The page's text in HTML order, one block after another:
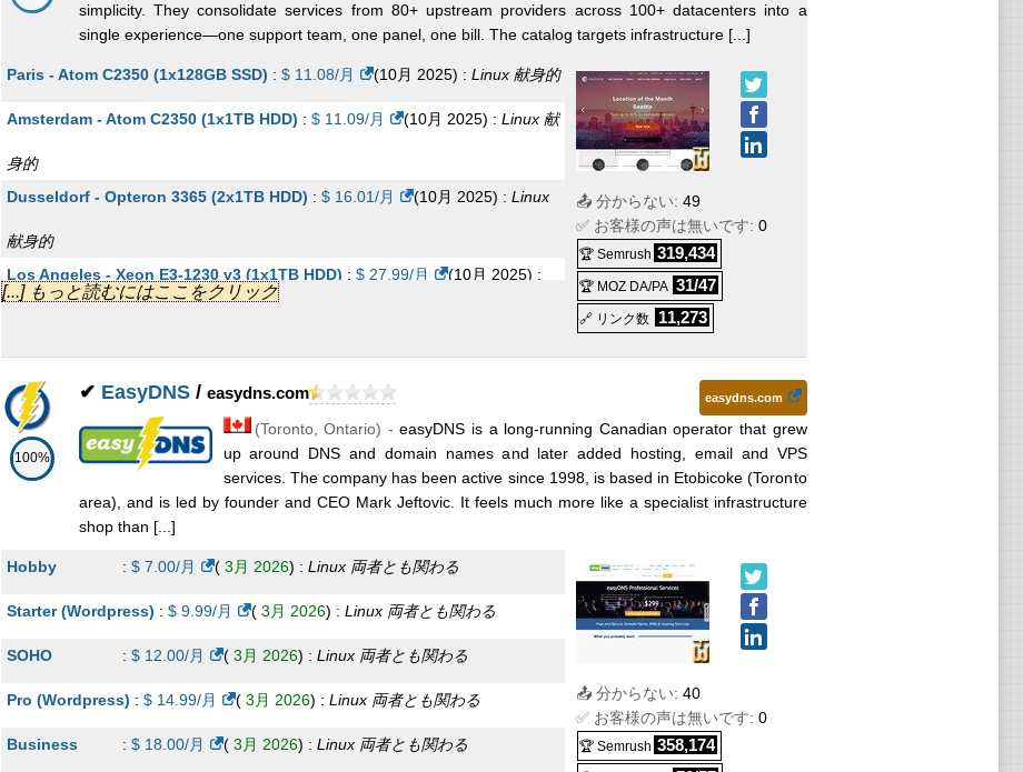
simplicity. They consolidate services from 80+ upstream providers across 100+ datacenters into a
single experience—one support team, one panel, one bill. The catalog targets infrastructure [...]
Paris - Atom C2350 (1x128GB SSD) : $ 11.08/月 (10月 2025) : Linux 献身的
Amsterdam - Atom C2350 (1x1TB HDD) : $ 11.09/月 (10月 2025) : Linux 献
身的
Dusseldorf - Opteron 3365 (2x1TB HDD) : $ 16.01/月 (10月 2025) : Linux
献身的
Los Angeles - Xeon E3-1230 v3 (1x1TB HDD) : $ 27.99/月 (10月 2025) :
献身的
Paris - Xeon E3-1220 (2x2TB HDD):$ 30.81/月 (10月 2025) : Linux 献身的
Dusseldorf - Ryzen 7 1700X (2x1TB HDD):$ 32.03/月 (10月 2025) :Linux
Belgrade - Xeon E3-1230 v5 :$ 104.21/月 (10月 2025) :Linux 献身的
Barcelona - Xeon E-2234: $ 111.23/月 ( 10月 2025) : Linux 献身的
[...] もっと読むにはここをクリック
📤 分からない: 49
✅ お客様の声は無いです: 0
🏆 Semrush 319,434
🏆 MOZ DA/PA 31/47
🔗 リンク数 11,273
100%
✔ EasyDNS/ easydns.com easydns.com
(Toronto,Ontario) -easyDNS is a long-running Canadian operator that grew
up around DNS and domain names and later added hosting, email and VPS
services. The company has been active since 1998, is based in Etobicoke (Toronto
area), and is led by founder and CEO Mark Jeftovic. It feels much more like a specialist infrastructure
shop than [...]
Hobby : $ 7.00/月 (3月 2026) : Linux 両者とも関わる
Starter (Wordpress) : $ 9.99/月 (3月 2026) : Linux 両者とも関わる
SOHO : $ 12.00/月 (3月 2026) : Linux 両者とも関わる
Pro (Wordpress) : $ 14.99/月 (3月 2026) : Linux 両者とも関わる
Business : $ 18.00/月 (3月 2026) : Linux 両者とも関わる
📤 分からない: 40
✅ お客様の声は無いです: 0
🏆 Semrush 358,174